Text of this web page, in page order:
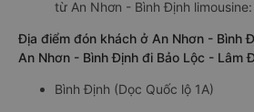
từ An Nhơn - Bình Định
Địa điểm đón khách ở An Nhơn - Bình
An Nhơn - Bình Định đi Bảo Lộc - Lâm
Bình Định (Dọc Quốc lộ 1A)